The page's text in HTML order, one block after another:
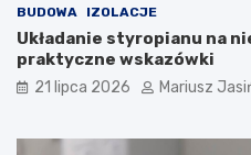
BUDOWA IZOLACJE
Układanie styropianu na
praktyczne wskazówki
21 lipca 2026 Mariusz